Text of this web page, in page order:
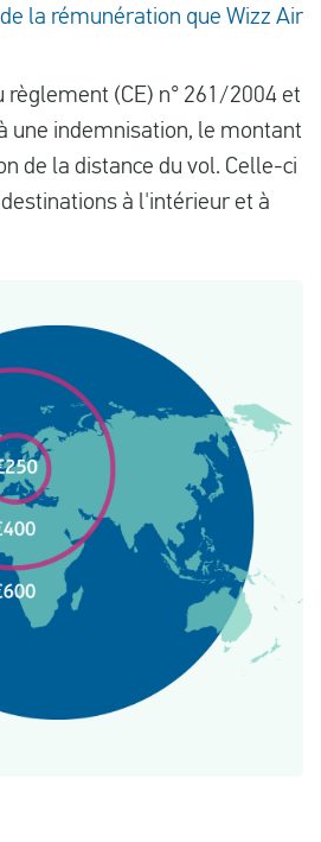
la rémunération que Wizz Air
règlement (CE) n° 261/2004 et
une indemnisation, le montant
de la distance du vol. Celle-ci
à l'intérieur et à